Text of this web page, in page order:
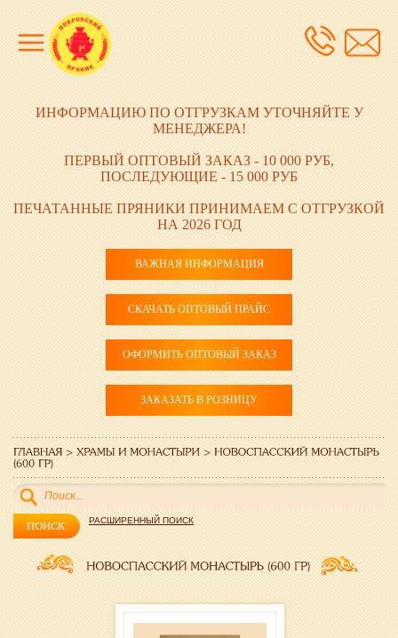
ИНФОРМАЦИЮ ПО ОТГРУЗКАМ УТОЧНЯЙТЕ У
МЕНЕДЖЕРА!
ПЕРВЫЙ ОПТОВЫЙ ЗАКАЗ - 10 000 РУБ,
ПОСЛЕДУЮЩИЕ - 15 000 РУБ
ПЕЧАТАННЫЕ ПРЯНИКИ ПРИНИМАЕМ С ОТГРУЗКОЙ
НА 2026 ГОД
ВАЖНАЯ ИНФОРМАЦИЯ
СКАЧАТЬ ОПТОВЫЙ ПРАЙС
ОФОРМИТЬ ОПТОВЫЙ ЗАКАЗ
ЗАКАЗАТЬ В РОЗНИЦУ
РАСШИРЕННЫЙ ПОИСК